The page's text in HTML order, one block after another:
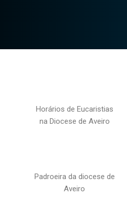
Horários de Eucaristias
na Diocese de Aveiro
Padroeira da diocese de
Aveiro